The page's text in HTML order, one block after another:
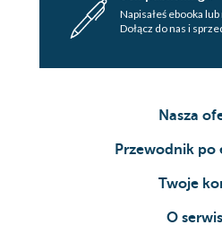
Napisałeś ebooka
Dołącz do nas i
Nasza
Przewodnik po
Twoje
O